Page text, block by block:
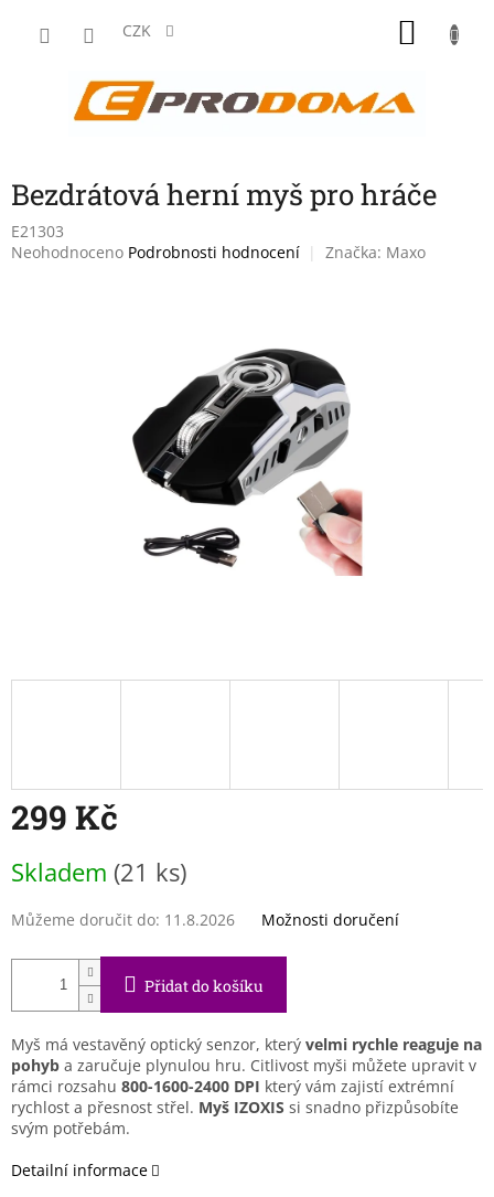
CZK
Bezdrátová herní myš pro hráče
E21303
Průměrné
Neohodnoceno Podrobnosti hodnocení Značka: Maxo
299 Kč
cena:
Skladem (21 ks)
Můžeme doručit do: 11.8.2026 Možnosti doručení
Přidat do košíku
Myš má vestavěný optický senzor, který velmi rychle reaguje na
pohyb a zaručuje plynulou hru. Citlivost myši můžete upravit v
rámci rozsahu 800-1600-2400 DPI který vám zajistí extrémní
rychlost a přesnost střel. Myš IZOXIS si snadno přizpůsobíte
svým potřebám.
Detailní informace